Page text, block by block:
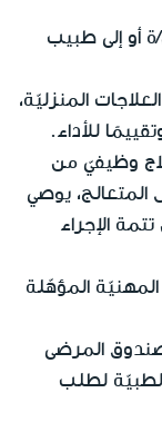
أو إلى طبيب
المنزليّة،
للأداء.
وظيفيّ من
المتعالج، يوصي
الإجراء
المؤهّلة
المرضى
لطلب